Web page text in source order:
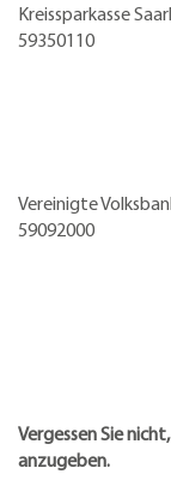
Kreissparkasse
59350110
IBAN :
BIC :
Vereinigte
59092000
IBAN :
BIC :
Vergessen Sie
anzugeben.